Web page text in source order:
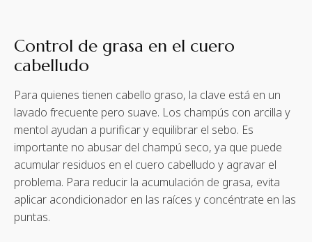
Control de grasa en el cuero
cabelludo
Para quienes tienen cabello graso, la clave está en un
lavado frecuente pero suave. Los champús con arcilla y
mentol ayudan a purificar y equilibrar el sebo. Es
importante no abusar del champú seco, ya que puede
acumular residuos en el cuero cabelludo y agravar el
problema. Para reducir la acumulación de grasa, evita
aplicar acondicionador en las raíces y concéntrate en las
puntas.